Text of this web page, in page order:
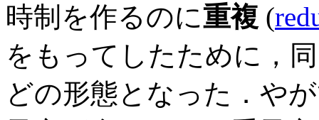
時制を作るのに重複 (
をもってしたために，
どの形態となった．や